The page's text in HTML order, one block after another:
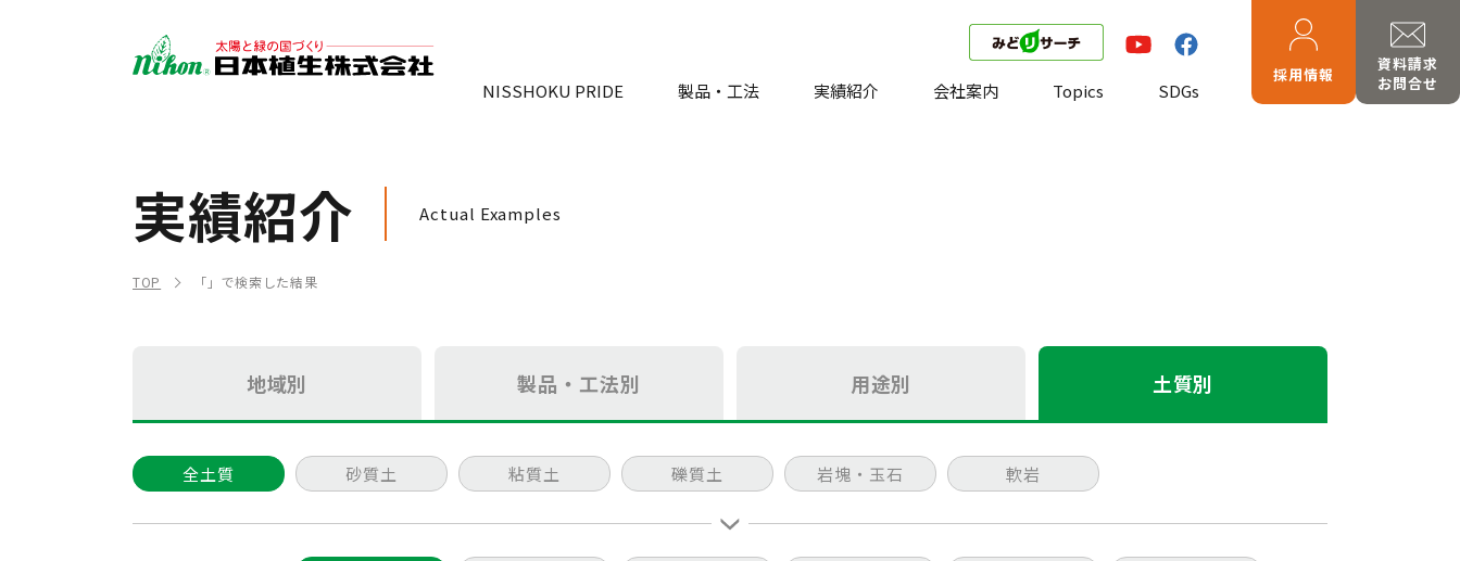
採用情報
資料請求
お問合せ
NISSHOKU PRIDE 製品・工法 実績紹介 会社案内 Topics SDGs
実績紹介 Actual Examples
TOP 「」で検索した結果
地域別 製品・工法別 用途別 土質別
全土質 砂質土 粘質土 礫質土 岩塊・玉石 軟岩